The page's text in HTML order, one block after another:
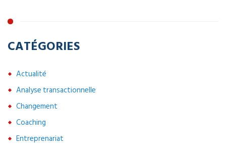
CATÉGORIES
Actualité
Analyse transactionnelle
Changement
Coaching
Entreprenariat